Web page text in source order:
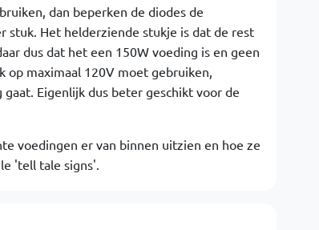
dan beperken de diodes de
stuk. Het helderziende stukje is dat de rest
dus dat het een 150W voeding is en geen
op maximaal 120V moet gebruiken,
Eigenlijk dus beter geschikt voor de
voedingen er van binnen uitzien en hoe ze
'tell tale signs'.